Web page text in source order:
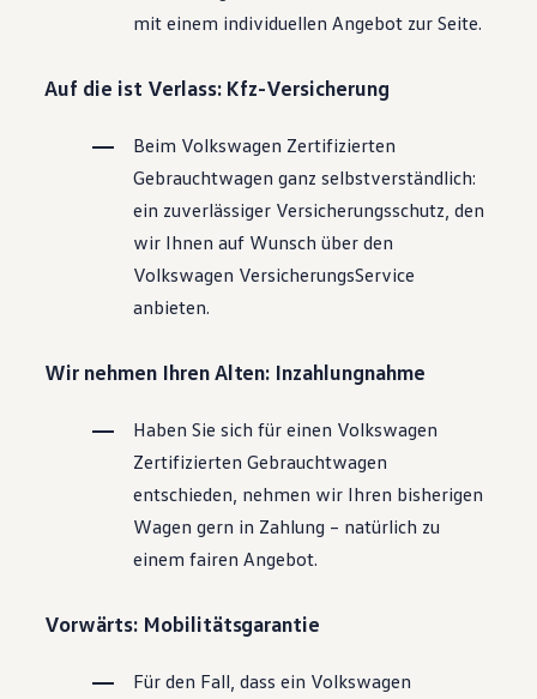
mit einem individuellen Angebot zur Seite.
Auf die ist Verlass: Kfz-Versicherung
Beim Volkswagen Zertifizierten
Gebrauchtwagen ganz selbstverständlich:
ein zuverlässiger Versicherungsschutz, den
wir Ihnen auf Wunsch über den
Volkswagen VersicherungsService
anbieten.
Wir nehmen Ihren Alten: Inzahlungnahme
Haben Sie sich für einen Volkswagen
Zertifizierten Gebrauchtwagen
entschieden, nehmen wir Ihren bisherigen
Wagen gern in Zahlung – natürlich zu
einem fairen Angebot.
Vorwärts: Mobilitätsgarantie
Für den Fall, dass ein Volkswagen